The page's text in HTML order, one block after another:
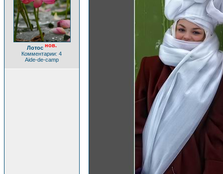
Лотос нов.
Комментарии: 4
Aide-de-camp